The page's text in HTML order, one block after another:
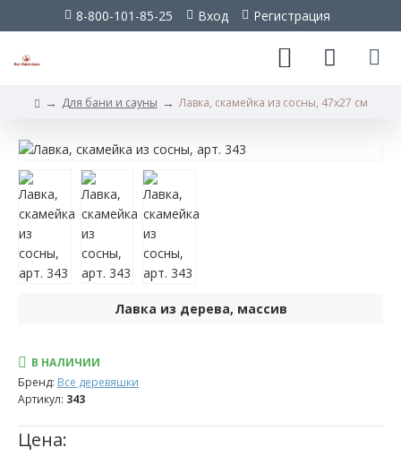
8-800-101-85-25 Вход Регистрация
Для бани и сауны Лавка, скамейка из сосны, 47х27 см
Лавка
из
дерева,
массив
Фотографии
Лавка из дерева, массив
Цена:
В НАЛИЧИИ
Бренд: Все деревяшки
Артикул: 343